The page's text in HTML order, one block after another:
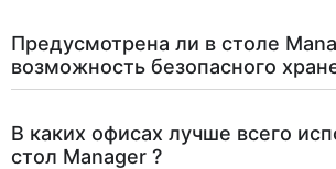
Предусмотрена ли в столе
возможность безопасного
В каких офисах лучше всего
стол Manager ?